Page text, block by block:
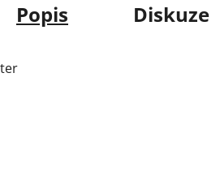
Popis Diskuze